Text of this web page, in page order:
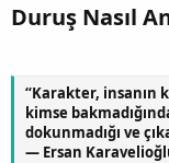
Duruş Nasıl
“Karakter, insanın
kimse
dokunmadığı ve
— Ersan